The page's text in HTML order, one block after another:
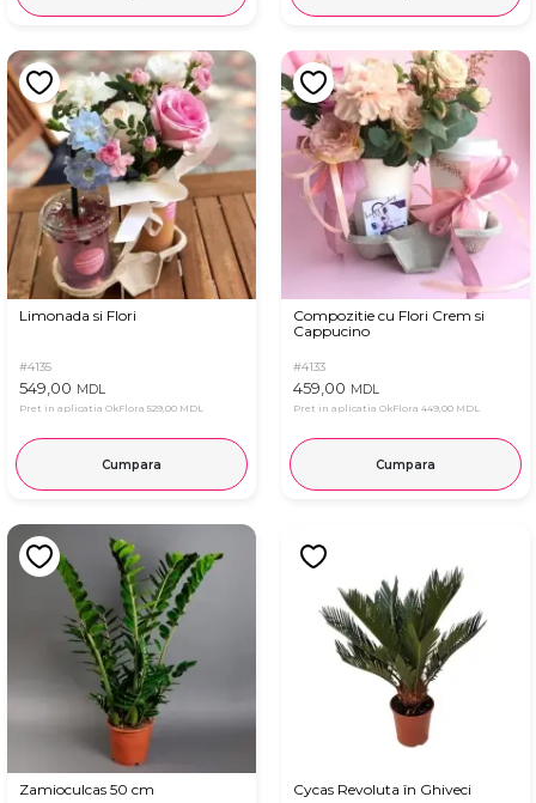
Limonada si Flori
#4135
549,00 MDL
Pret in aplicatia OkFlora 529,00 MDL
Cumpara
Compozitie cu Flori Crem si
Cappucino
#4133
459,00 MDL
Pret in aplicatia OkFlora 449,00 MDL
Cumpara
Zamioculcas 50 cm Cycas Revoluta în Ghiveci